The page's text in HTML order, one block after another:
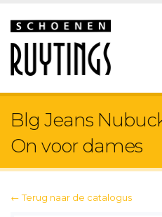
Blg Jeans
On voor dames
← Terug naar de catalogus